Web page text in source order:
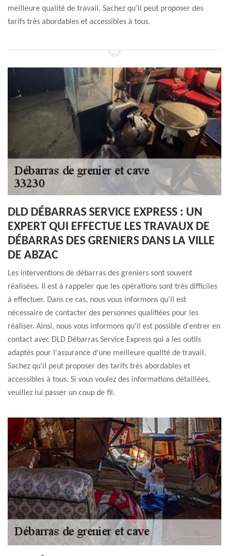
meilleure qualité de travail. Sachez qu'il peut proposer des
tarifs très abordables et accessibles à tous.
DLD DÉBARRAS SERVICE EXPRESS : UN
EXPERT QUI EFFECTUE LES TRAVAUX DE
DÉBARRAS DES GRENIERS DANS LA VILLE
DE ABZAC
Les interventions de débarras des greniers sont souvent
réalisées. Il est à rappeler que les opérations sont très difficiles
à effectuer. Dans ce cas, nous vous informons qu'il est
nécessaire de contacter des personnes qualifiées pour les
réaliser. Ainsi, nous vous informons qu'il est possible d'entrer en
contact avec DLD Débarras Service Express qui a les outils
adaptés pour l'assurance d'une meilleure qualité de travail.
Sachez qu'il peut proposer des tarifs très abordables et
accessibles à tous. Si vous voulez des informations détaillées,
veuillez lui passer un coup de fil.